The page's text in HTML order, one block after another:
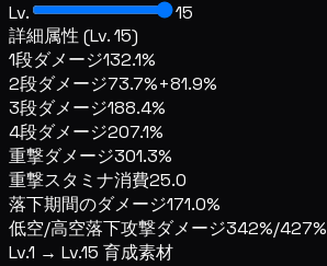
Lv.
15
詳細属性 (Lv. 15)
1段ダメージ132.1%
2段ダメージ73.7%+81.9%
3段ダメージ188.4%
4段ダメージ207.1%
重撃ダメージ301.3%
重撃スタミナ消費25.0
落下期間のダメージ171.0%
低空/高空落下攻撃ダメージ342%/427%
Lv.1 → Lv.15 育成素材